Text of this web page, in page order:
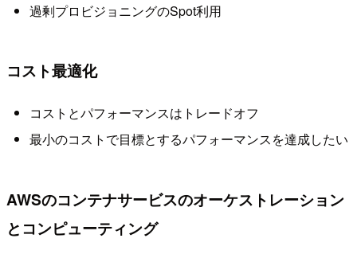
過剰プロビジョニングのSpot利用
コスト最適化
コストとパフォーマンスはトレードオフ
最小のコストで目標とするパフォーマンスを達成したい
AWSのコンテナサービスのオーケストレーション
とコンピューティング